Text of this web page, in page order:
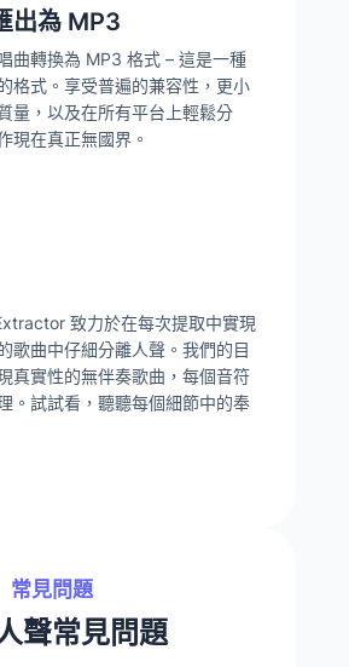
出為 MP3
曲轉換為 MP3 格式 – 這是一種
格式。享受普遍的兼容性，更小
量，以及在所有平台上輕鬆分
現在真正無國界。
致力於在每次提取中實現
歌曲中仔細分離人聲。我們的目
真實性的無伴奏歌曲，每個音符
。試試看，聽聽每個細節中的奉
常見問題
聲常見問題